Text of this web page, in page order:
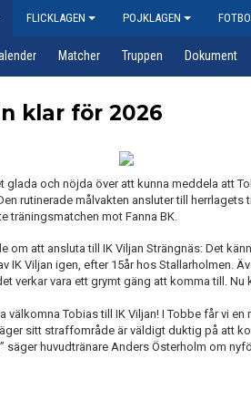
FLICKLAGEN POJKLAGEN
Matcher Truppen Dokument
klar för 2026
glada och nöjda över att kunna meddela att
rutinerade målvakten ansluter till herrlagets
träningsmatchen mot Fanna BK.
om att ansluta till IK Viljan Strängnäs: Det
IK Viljan igen, efter 15år hos Stallarholmen.
verkar vara ett grymt gäng att komma till. Nu
välkomna Tobias till IK Viljan! I Tobbe får vi
sitt straffområde är väldigt duktig på att
säger huvudtränare Anders Österholm om